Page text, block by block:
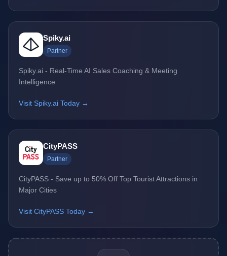
Spiky.ai
Partner
Spiky.ai - Real-Time AI Sales Coaching & Meeting
Intelligence
Visit Spiky.ai Today →
CityPASS
Partner
CityPASS - Save up to 50% Off Top Tourist Attractions in
Major Cities
Visit CityPASS Today →